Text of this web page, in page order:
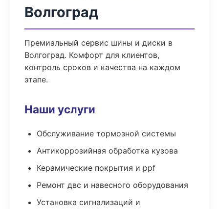
Волгоград
Премиальный сервис шины и диски в
Волгоград. Комфорт для клиентов,
контроль сроков и качества на каждом
этапе.
Наши услуги
Обслуживание тормозной системы
Антикоррозийная обработка кузова
Керамические покрытия и ppf
Ремонт двс и навесного оборудования
Установка сигнализаций и